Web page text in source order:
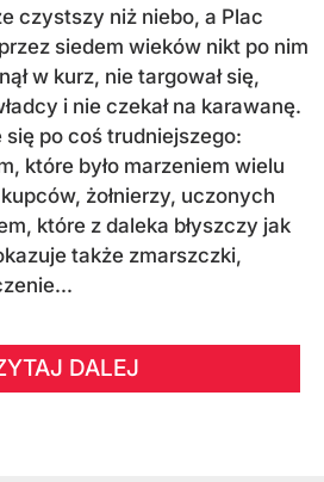
czystszy niż niebo, a Plac
siedem wieków nikt po nim
w kurz, nie targował się,
i nie czekał na karawanę.
się po coś trudniejszego:
które było marzeniem wielu
żołnierzy, uczonych
które z daleka błyszczy jak
także zmarszczki,
DALEJ